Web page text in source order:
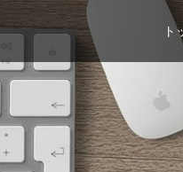
ト